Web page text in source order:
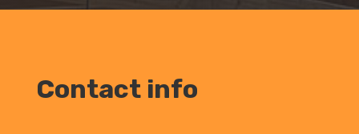
Contact info